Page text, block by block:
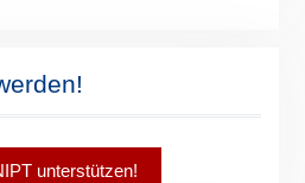
unterstützen!